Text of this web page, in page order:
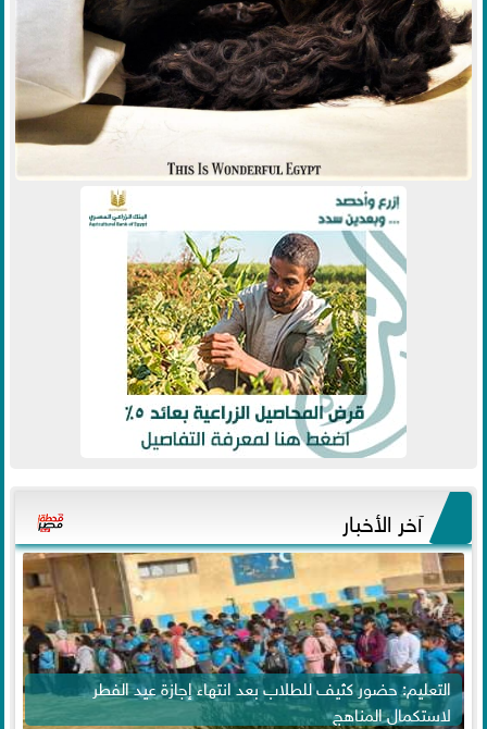
آخر الأخبار
التعليم: حضور كثيف للطلاب بعد انتهاء إجازة عيد الفطر
لاستكمال المناهج